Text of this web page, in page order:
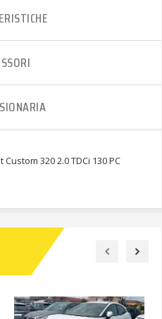
320 2.0 TDCi 130 PC